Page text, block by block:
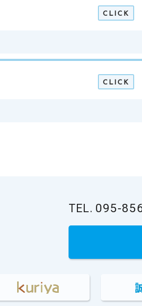
TEL. 095-